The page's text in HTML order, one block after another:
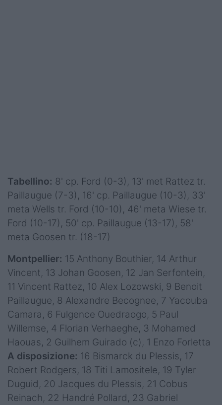
Tabellino: 8' cp. Ford (0-3), 13' met Rattez tr.
Paillaugue (7-3), 16' cp. Paillaugue (10-3), 33'
meta Wells tr. Ford (10-10), 46' meta Wiese tr.
Ford (10-17), 50' cp. Paillaugue (13-17), 58'
meta Goosen tr. (18-17)
Montpellier: 15 Anthony Bouthier, 14 Arthur
Vincent, 13 Johan Goosen, 12 Jan Serfontein,
11 Vincent Rattez, 10 Alex Lozowski, 9 Benoit
Paillaugue, 8 Alexandre Becognee, 7 Yacouba
Camara, 6 Fulgence Ouedraogo, 5 Paul
Willemse, 4 Florian Verhaeghe, 3 Mohamed
Haouas, 2 Guilhem Guirado (c), 1 Enzo Forletta
A disposizione: 16 Bismarck du Plessis, 17
Robert Rodgers, 18 Titi Lamositele, 19 Tyler
Duguid, 20 Jacques du Plessis, 21 Cobus
Reinach, 22 Handré Pollard, 23 Gabriel